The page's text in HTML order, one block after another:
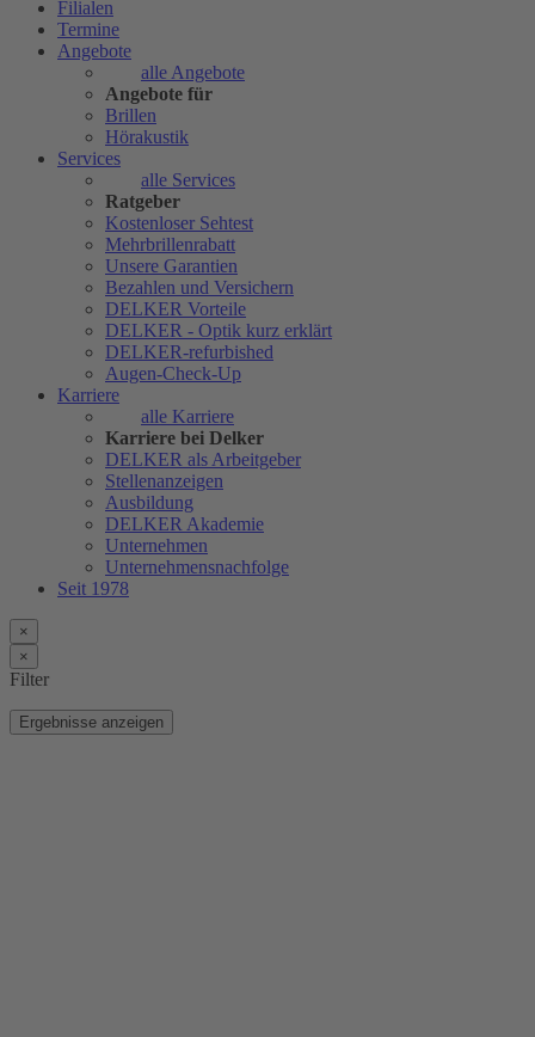
Filialen
Termine
Angebote
alle Angebote
Angebote für
Brillen
Hörakustik
Services
alle Services
Ratgeber
Kostenloser Sehtest
Mehrbrillenrabatt
Unsere Garantien
Bezahlen und Versichern
DELKER Vorteile
DELKER - Optik kurz erklärt
DELKER-refurbished
Augen-Check-Up
Karriere
alle Karriere
Karriere bei Delker
DELKER als Arbeitgeber
Stellenanzeigen
Ausbildung
DELKER Akademie
Unternehmen
Unternehmensnachfolge
Seit 1978
×
×
Filter
Ergebnisse anzeigen